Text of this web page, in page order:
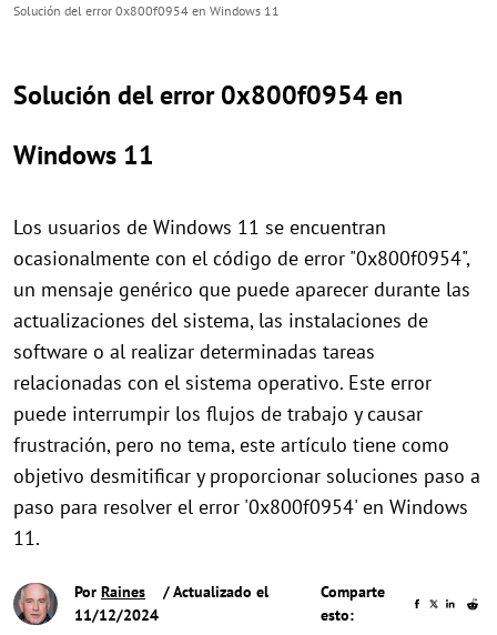
Solución del error 0x800f0954 en Windows 11
Solución del error 0x800f0954 en
Windows 11
Los usuarios de Windows 11 se encuentran
ocasionalmente con el código de error "0x800f0954",
un mensaje genérico que puede aparecer durante las
actualizaciones del sistema, las instalaciones de
software o al realizar determinadas tareas
relacionadas con el sistema operativo. Este error
puede interrumpir los flujos de trabajo y causar
frustración, pero no tema, este artículo tiene como
objetivo desmitificar y proporcionar soluciones paso a
paso para resolver el error '0x800f0954' en Windows
11.
Por Raines
/ Actualizado el
11/12/2024
Comparte
esto: